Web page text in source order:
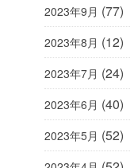
2023年9月 (77)
2023年8月 (12)
2023年7月 (24)
2023年6月 (40)
2023年5月 (52)